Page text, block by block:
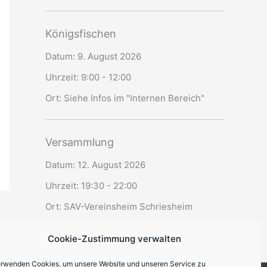
Cookie-Zustimmung verwalten
Cookies, um unsere Website und unseren Service zu
Königsfischen
Datum: 9. August 2026
Uhrzeit: 9:00 - 12:00
Ort: Siehe Infos im "Internen Bereich"
Versammlung
Datum: 12. August 2026
Uhrzeit: 19:30 - 22:00
Ort: SAV-Vereinsheim Schriesheim